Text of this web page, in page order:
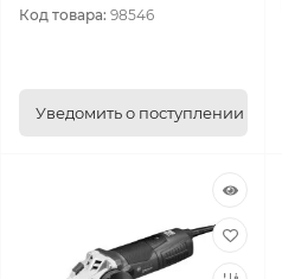
Код товара: 98546
Уведомить о поступлении